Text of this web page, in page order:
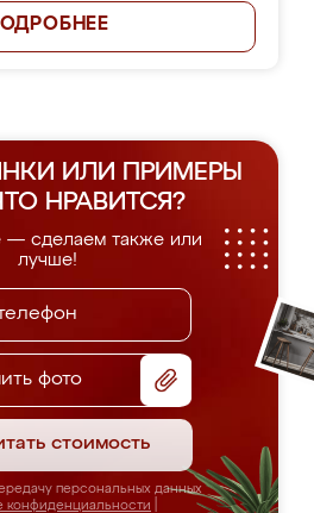
ИЛИ ПРИМЕРЫ
НРАВИТСЯ?
— сделаем также или
лучше!
фото
стоимость
персональных данных
конфиденциальности